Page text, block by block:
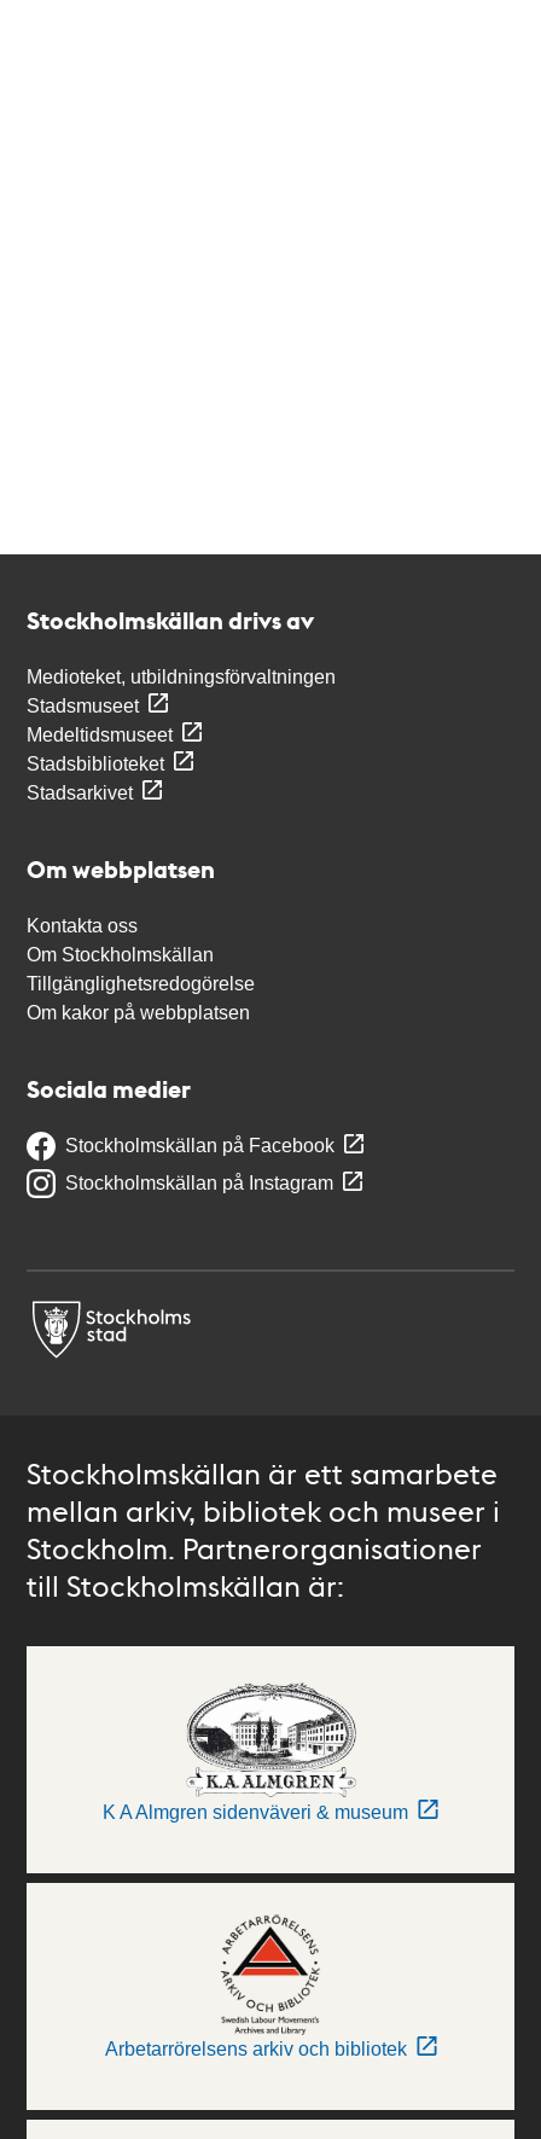
Stockholmskällan drivs av
Medioteket, utbildningsförvaltningen
Stadsmuseet
Medeltidsmuseet
Stadsbiblioteket
Stadsarkivet
Om webbplatsen
Kontakta oss
Om Stockholmskällan
Tillgänglighetsredogörelse
Om kakor på webbplatsen
Sociala medier
Stockholmskällan på Facebook
Stockholmskällan på Instagram
Stockholmskällan är ett samarbete
mellan arkiv, bibliotek och museer i
Stockholm. Partnerorganisationer
till Stockholmskällan är:
K A Almgren sidenväveri & museum
Arbetarrörelsens arkiv och bibliotek